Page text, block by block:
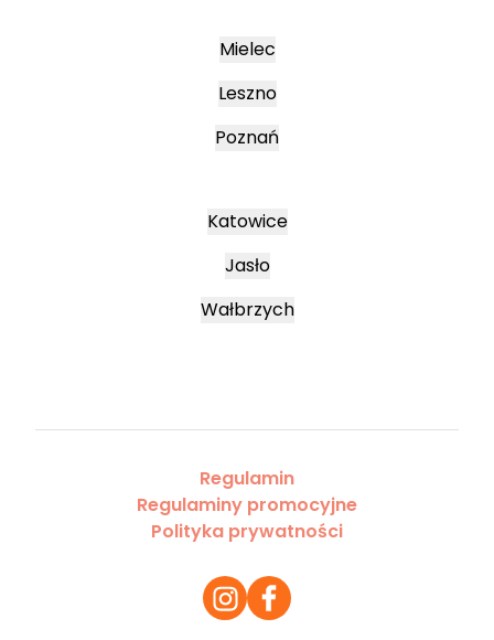
Mielec
Leszno
Poznań
Katowice
Jasło
Wałbrzych
Regulamin
Regulaminy promocyjne
Polityka prywatności